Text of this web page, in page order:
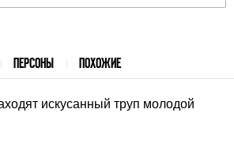
ПЕРСОНЫ ПОХОЖИЕ
искусанный труп молодой